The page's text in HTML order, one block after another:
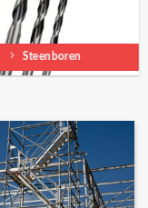
Steenboren